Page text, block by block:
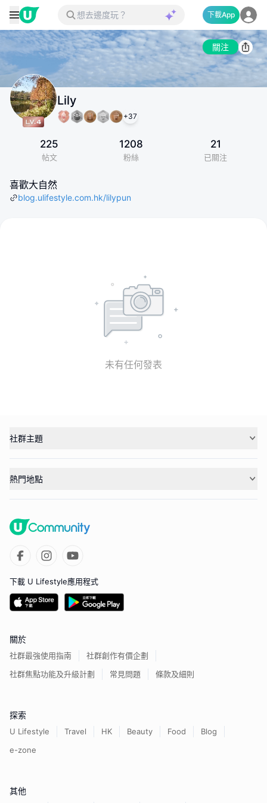
下載App
關注
Lily
+37
225
帖文
1208
粉絲
21
已關注
喜歡大自然
blog.ulifestyle.com.hk/lilypun
未有任何發表
社群主題
熱門地點
下載 U Lifestyle應用程式
關於
社群最強使用指南
社群創作有價企劃
社群焦點功能及升級計劃
常見問題 條款及細則
探索
U Lifestyle Travel HK Beauty Food
Blog
e-zone
其他